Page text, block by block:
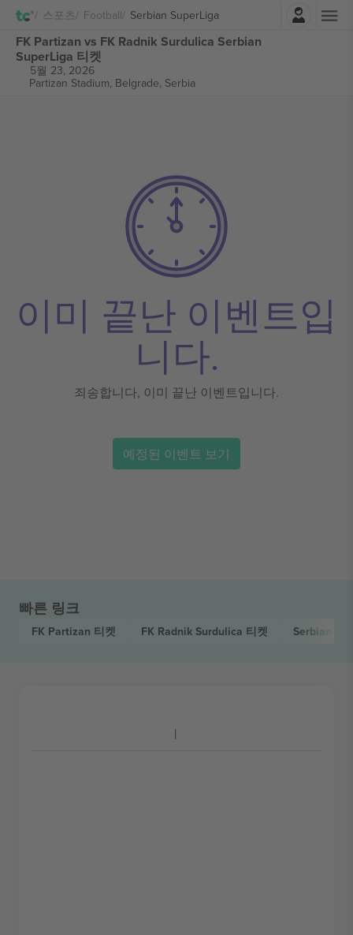
스포츠 Football Serbian SuperLiga로그인
FK Partizan vs FK Radnik Surdulica Serbian
SuperLiga 티켓
5월 23, 2026
Partizan Stadium, Belgrade, Serbia
이미 끝난 이벤트입
니다.
죄송합니다, 이미 끝난 이벤트입니다.
예정된 이벤트 보기
빠른 링크
FK Partizan 티켓 FK Radnik Surdulica 티켓 Serbian